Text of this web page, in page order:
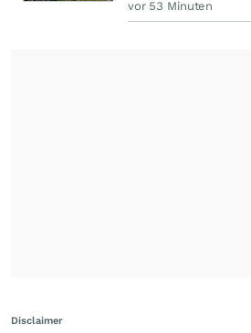
vor 53 Minuten
Disclaimer